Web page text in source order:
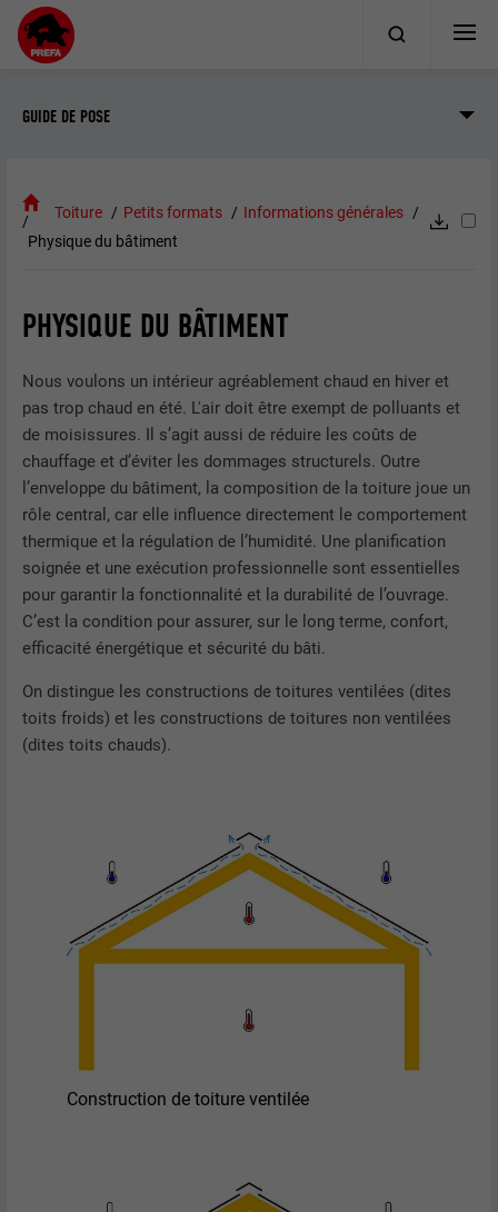
GUIDE DE POSE
Toiture Petits formats
Informations générales
Physique du bâtiment
PHYSIQUE DU BÂTIMENT
Nous voulons un intérieur agréablement chaud en hiver et
pas trop chaud en été. L'air doit être exempt de polluants et
de moisissures. Il s’agit aussi de réduire les coûts de
chauffage et d’éviter les dommages structurels. Outre
l’enveloppe du bâtiment, la composition de la toiture joue un
rôle central, car elle influence directement le comportement
thermique et la régulation de l’humidité. Une planification
soignée et une exécution professionnelle sont essentielles
pour garantir la fonctionnalité et la durabilité de l’ouvrage.
C’est la condition pour assurer, sur le long terme, confort,
efficacité énergétique et sécurité du bâti.
On distingue les constructions de toitures ventilées (dites
toits froids) et les constructions de toitures non ventilées
(dites toits chauds).
Construction de toiture ventilée